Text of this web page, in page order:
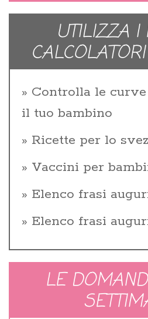
UTILIZZA I
Controlla le
il tuo bambino
Ricette per lo
Vaccini per
Elenco frasi
Elenco frasi
LE